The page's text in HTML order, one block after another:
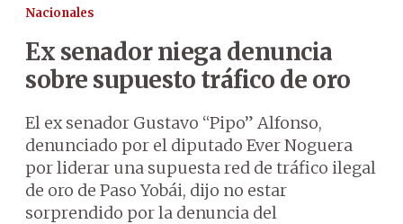
Nacionales
Ex senador niega denuncia
sobre supuesto tráfico de oro
El ex senador Gustavo “Pipo” Alfonso,
denunciado por el diputado Ever Noguera
por liderar una supuesta red de tráfico ilegal
de oro de Paso Yobái, dijo no estar
sorprendido por la denuncia del